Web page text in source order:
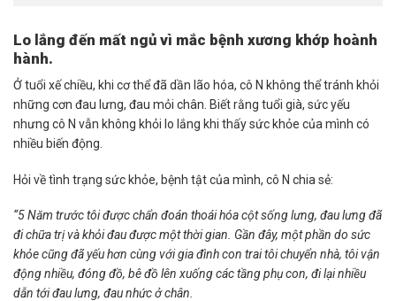
Lo lắng đến mất ngủ vì mắc bệnh xương khớp hoành
hành.
Ở tuổi xế chiều, khi cơ thể đã dần lão hóa, cô N không thể tránh khỏi
những cơn đau lưng, đau mỏi chân. Biết rằng tuổi già, sức yếu
nhưng cô N vẫn không khỏi lo lắng khi thấy sức khỏe của mình có
nhiều biến động.
Hỏi về tình trạng sức khỏe, bệnh tật của mình, cô N chia sẻ:
“5 Năm trước tôi được chẩn đoán thoái hóa cột sống lưng, đau lưng đã
đi chữa trị và khỏi đau được một thời gian. Gần đây, một phần do sức
khỏe cũng đã yếu hơn cùng với gia đình con trai tôi chuyển nhà, tôi vận
động nhiều, đóng đồ, bê đồ lên xuống các tầng phụ con, đi lại nhiều
dẫn tới đau lưng, đau nhức ở chân.